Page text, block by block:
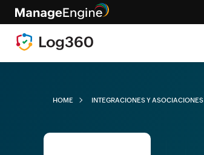
HOME INTEGRACIONES Y ASOCIACIONES